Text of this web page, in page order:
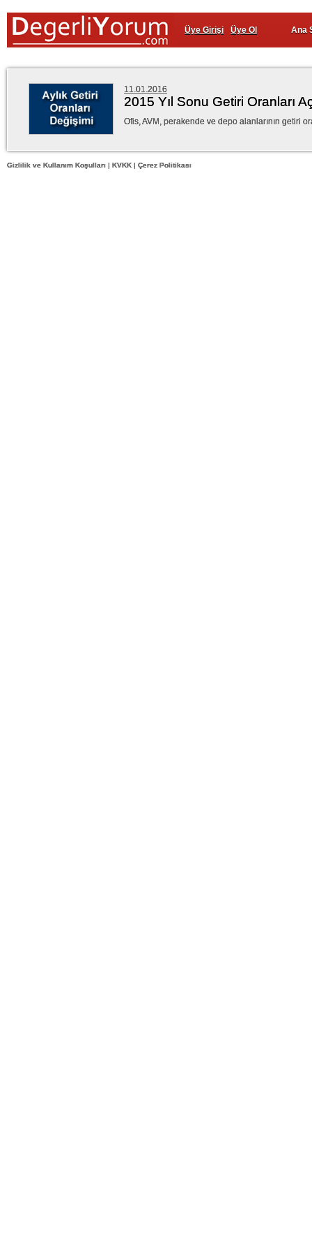
Üye Girişi Üye Ol Ana
11.01.2016
2015 Yıl Sonu Getiri Oranları
Ofis, AVM, perakende ve depo alanlarının getiri
Gizlilik ve Kullanım Koşulları | KVKK | Çerez Politikası